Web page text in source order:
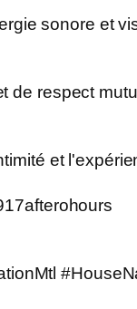
sonore et
de respect
et